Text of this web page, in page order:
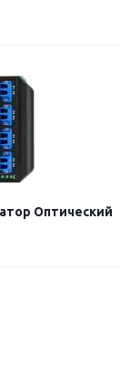
Оптический